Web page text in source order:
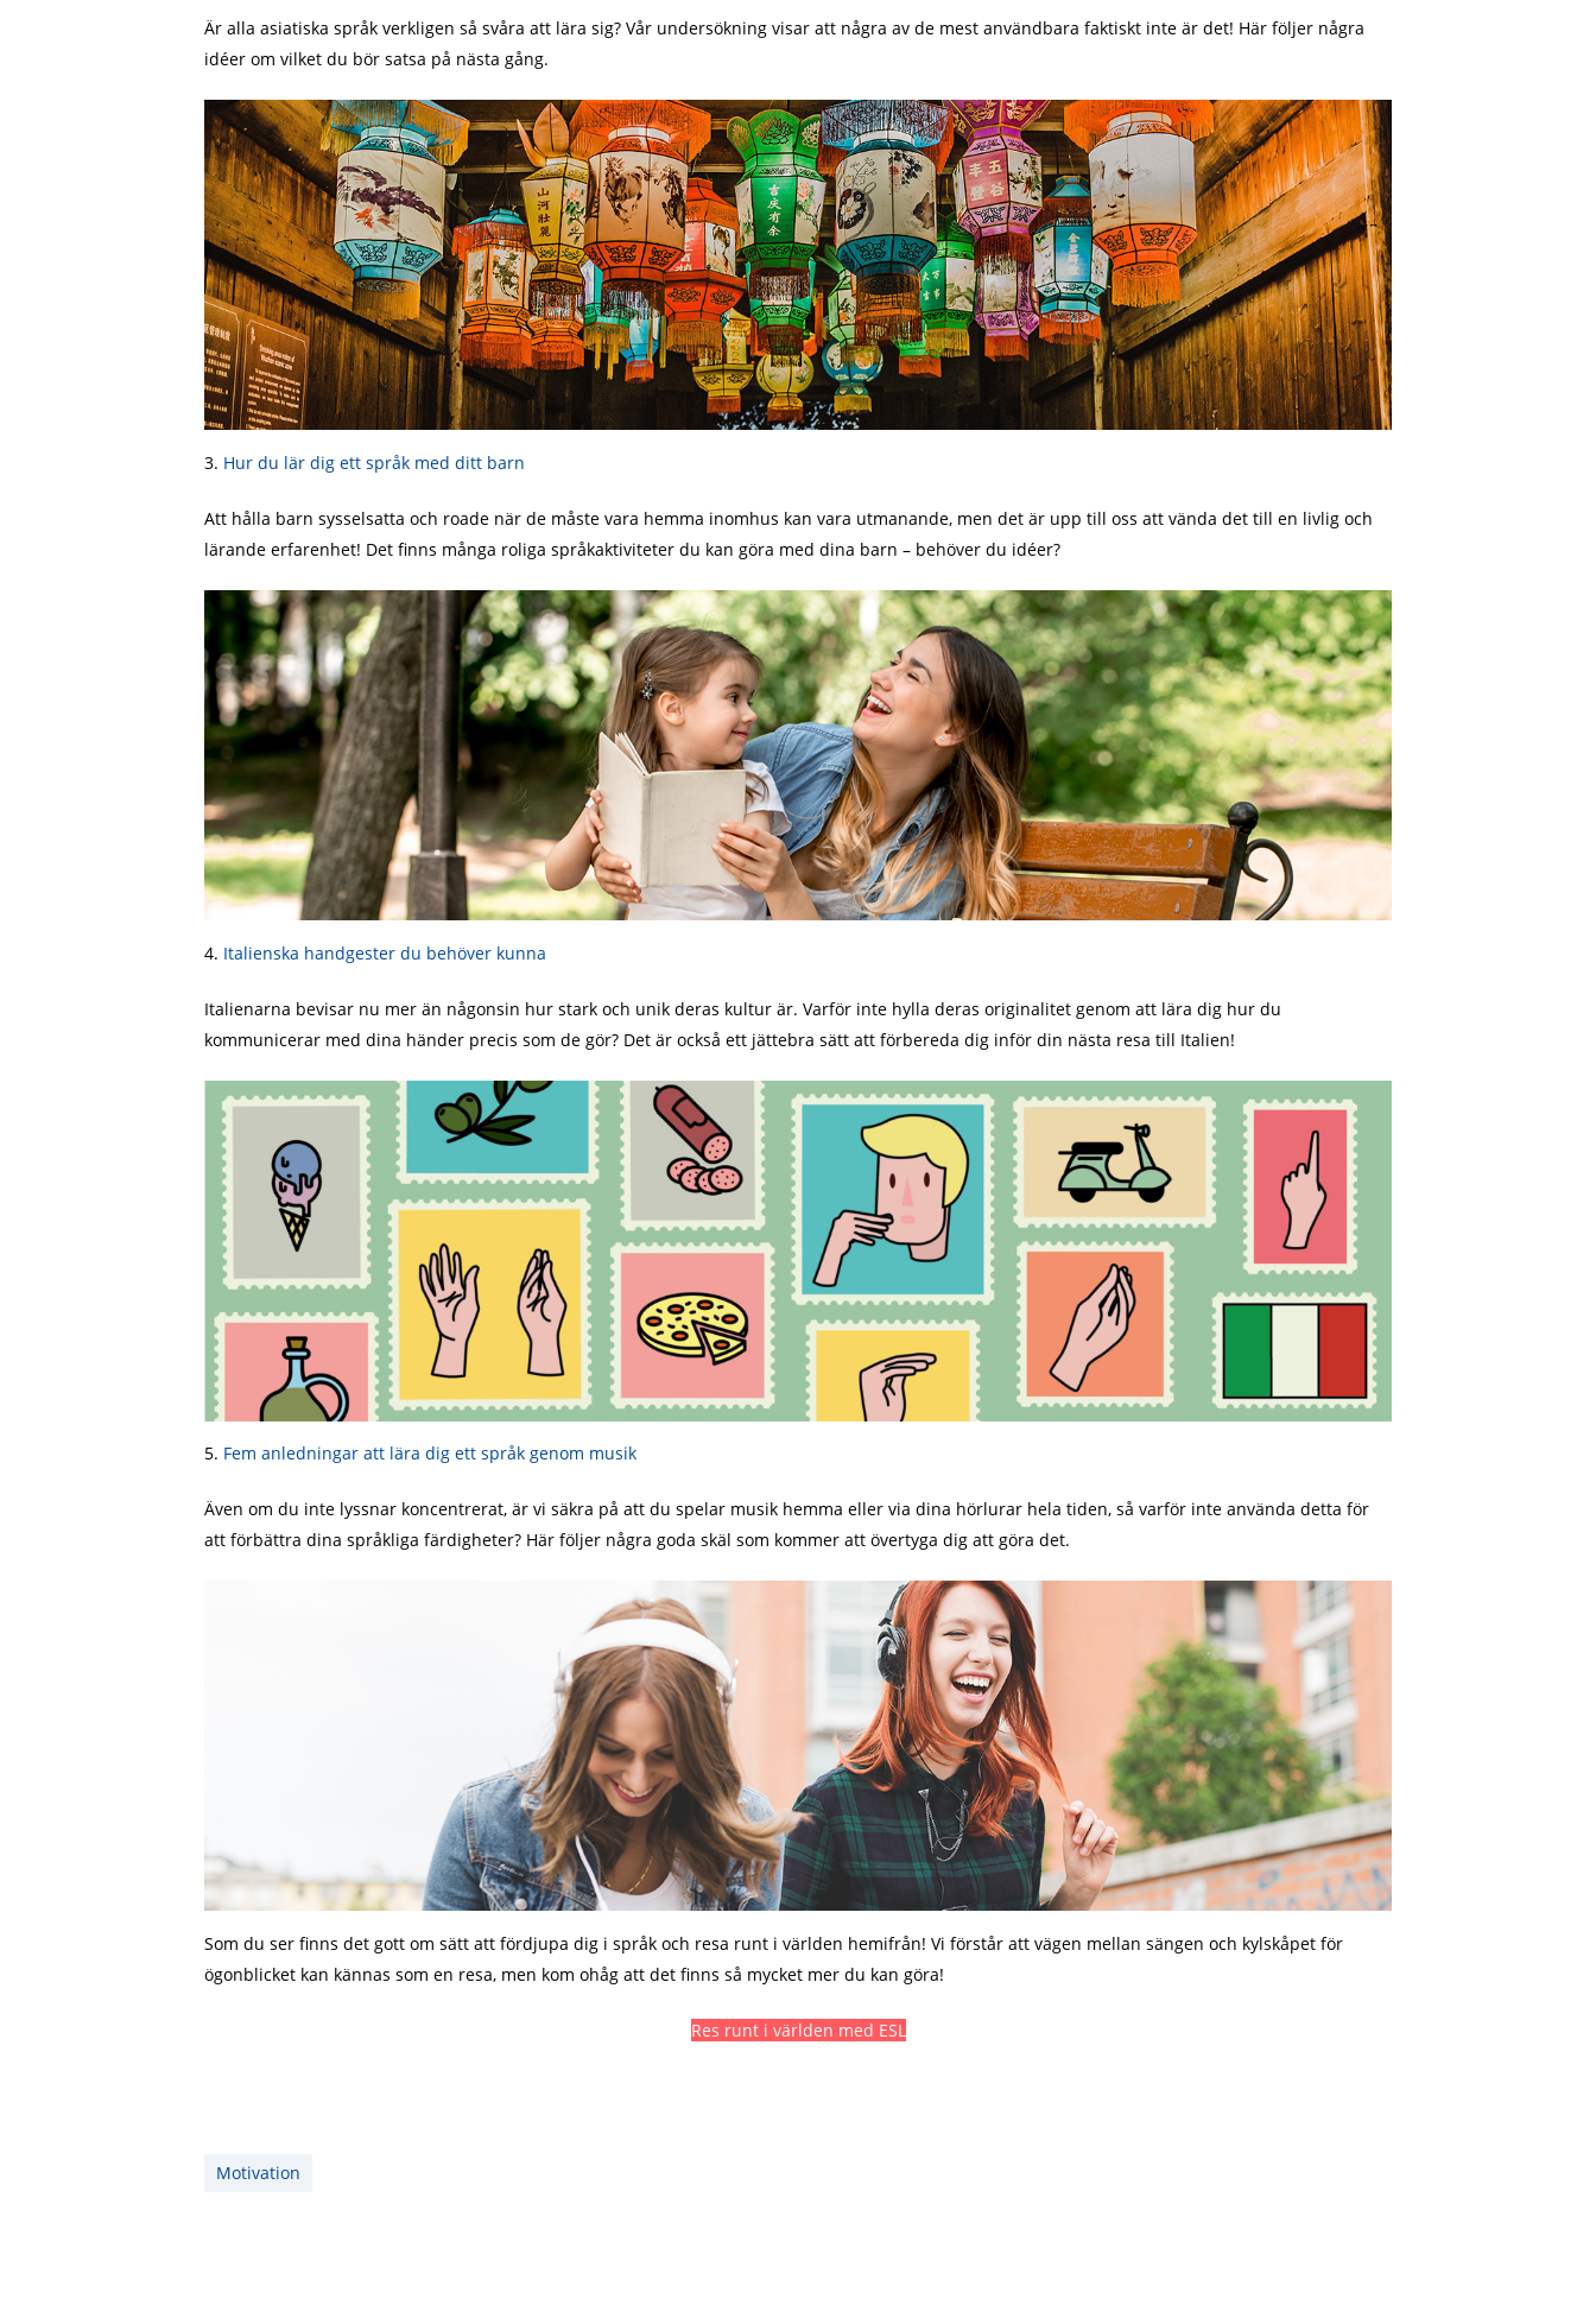
Är alla asiatiska språk verkligen så svåra att lära sig? Vår undersökning visar att några av de mest användbara faktiskt inte är det! Här följer några
idéer om vilket du bör satsa på nästa gång.
3. Hur du lär dig ett språk med ditt barn
Att hålla barn sysselsatta och roade när de måste vara hemma inomhus kan vara utmanande, men det är upp till oss att vända det till en livlig och
lärande erfarenhet! Det finns många roliga språkaktiviteter du kan göra med dina barn – behöver du idéer?
4. Italienska handgester du behöver kunna
Italienarna bevisar nu mer än någonsin hur stark och unik deras kultur är. Varför inte hylla deras originalitet genom att lära dig hur du
kommunicerar med dina händer precis som de gör? Det är också ett jättebra sätt att förbereda dig inför din nästa resa till Italien!
5. Fem anledningar att lära dig ett språk genom musik
Även om du inte lyssnar koncentrerat, är vi säkra på att du spelar musik hemma eller via dina hörlurar hela tiden, så varför inte använda detta för
att förbättra dina språkliga färdigheter? Här följer några goda skäl som kommer att övertyga dig att göra det.
Som du ser finns det gott om sätt att fördjupa dig i språk och resa runt i världen hemifrån! Vi förstår att vägen mellan sängen och kylskåpet för
ögonblicket kan kännas som en resa, men kom ohåg att det finns så mycket mer du kan göra!
Res runt i världen med ESL
Motivation